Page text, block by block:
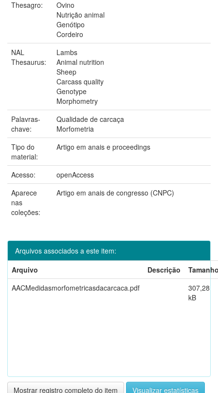
Thesagro:
Ovino
Nutrição animal
Genótipo
Cordeiro
NAL
Thesaurus:
Lambs
Animal nutrition
Sheep
Carcass quality
Genotype
Morphometry
Palavras-
chave:
Qualidade de carcaça
Morfometria
Tipo do
material:
Artigo em anais e proceedings
Acesso:
openAccess
Aparece
nas
coleções:
Artigo em anais de congresso (CNPC)
Arquivos associados a este item:
Arquivo
Descrição
AACMedidasmorfometricasdacarcaca.pdf
307,28
kB
Mostrar registro completo do item Visualizar estatísticas